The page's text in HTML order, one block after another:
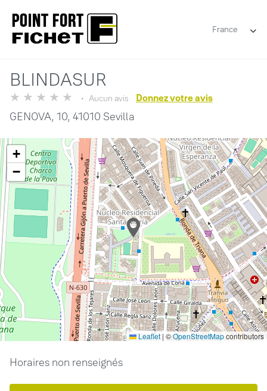
France
BLINDASUR
Aucun avis Donnez votre avis
GENOVA, 10, 41010 Sevilla
+
−
Leaflet | ©OpenStreetMapcontributors
Horaires non renseignés